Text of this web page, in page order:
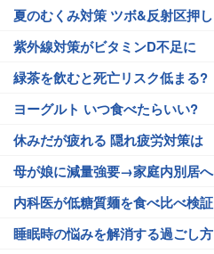
夏のむくみ対策 ツボ&反射区押し
紫外線対策がビタミンD不足に
緑茶を飲むと死亡リスク低まる?
ヨーグルト いつ食べたらいい?
休みだが疲れる 隠れ疲労対策は
母が娘に減量強要→家庭内別居へ
内科医が低糖質麺を食べ比べ検証
睡眠時の悩みを解消する過ごし方